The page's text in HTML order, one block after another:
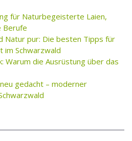
für Naturbegeisterte Laien,
Berufe
Natur pur: Die besten Tipps für
im Schwarzwald
Warum die Ausrüstung über das
gedacht – moderner